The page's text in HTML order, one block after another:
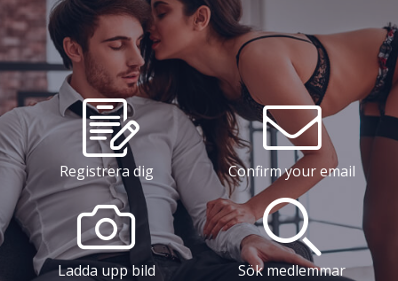
Registrera dig Confirm your email
Ladda upp bild Sök medlemmar